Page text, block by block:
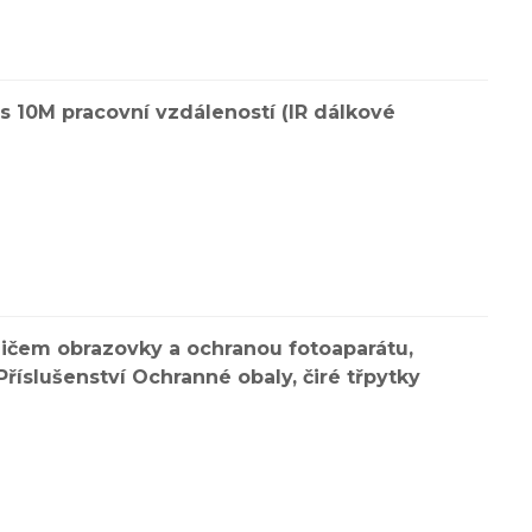
10M pracovní vzdáleností (IR dálkové
obrazovky a ochranou fotoaparátu,
Ochranné obaly, čiré třpytky